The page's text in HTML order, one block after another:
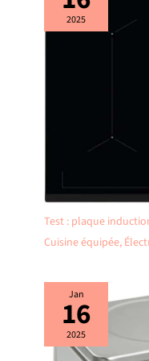
2025
Test : plaque
Cuisine équipée,
Jan
16
2025